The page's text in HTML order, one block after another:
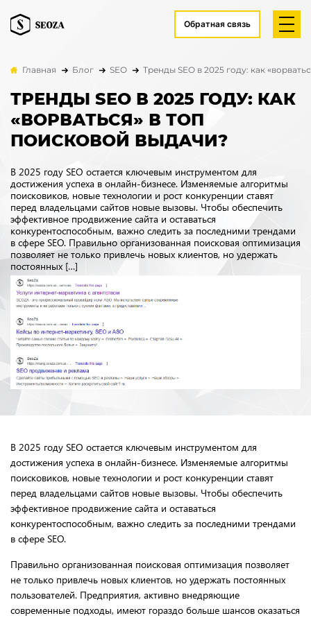
Обратная связь
Главная Блог SEO Тренды SEO в 2025 году: как
ТРЕНДЫ SEO В 2025 ГОДУ: КАК
«ВОРВАТЬСЯ» В ТОП
ПОИСКОВОЙ ВЫДАЧИ?
В 2025 году SEO остается ключевым инструментом для
достижения успеха в онлайн-бизнесе. Изменяемые алгоритмы
поисковиков, новые технологии и рост конкуренции ставят
перед владельцами сайтов новые вызовы. Чтобы обеспечить
эффективное продвижение сайта и оставаться
конкурентоспособным, важно следить за последними трендами
в сфере SEO. Правильно организованная поисковая оптимизация
позволяет не только привлечь новых клиентов, но удержать
постоянных […]
В 2025 году SEO остается ключевым инструментом для
достижения успеха в онлайн-бизнесе. Изменяемые алгоритмы
поисковиков, новые технологии и рост конкуренции ставят
перед владельцами сайтов новые вызовы. Чтобы обеспечить
эффективное продвижение сайта и оставаться
конкурентоспособным, важно следить за последними трендами
в сфере SEO.
Правильно организованная поисковая оптимизация позволяет
не только привлечь новых клиентов, но удержать постоянных
пользователей. Предприятия, активно внедряющие
современные подходы, имеют гораздо больше шансов оказаться